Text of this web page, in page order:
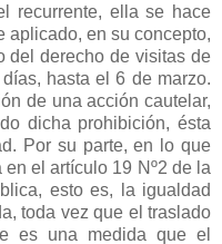
recurrente, ella se hace
aplicado, en su concepto,
del derecho de visitas de
hasta el 6 de marzo.
de una acción cautelar,
dicha prohibición, ésta
Por su parte, en lo que
el artículo 19 Nº2 de la
esto es, la igualdad
toda vez que el traslado
es una medida que el